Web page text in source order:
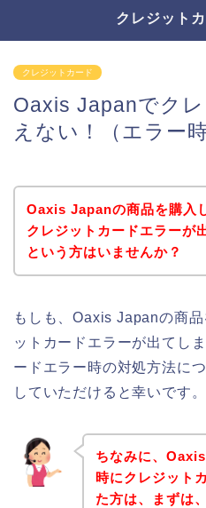
クレジット
クレジットカード
Oaxis Japanでク
えない！（エラー
Oaxis Japanの商品を購入
クレジットカードエラーが
という方はいませんか？
もしも、Oaxis Japanの商
ットカードエラーが出てし
ードエラー時の対処方法に
していただけると幸いです。
ちなみに、
時にクレジット
た方は、まずは